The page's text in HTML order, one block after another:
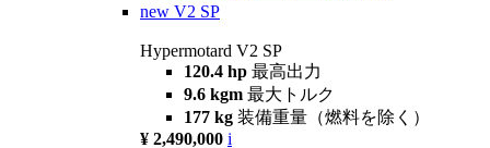
new V2 SP
Hypermotard V2 SP
120.4 hp 最高出力
9.6 kgm 最大トルク
177 kg 装備重量（燃料を除く）
¥ 2,490,000 i